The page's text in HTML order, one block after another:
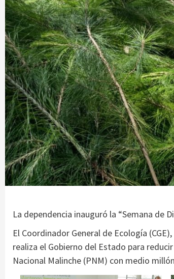
La dependencia inauguró la “Semana de
El Coordinador General de Ecología
realiza el Gobierno del Estado para
Nacional Malinche (PNM) con medio